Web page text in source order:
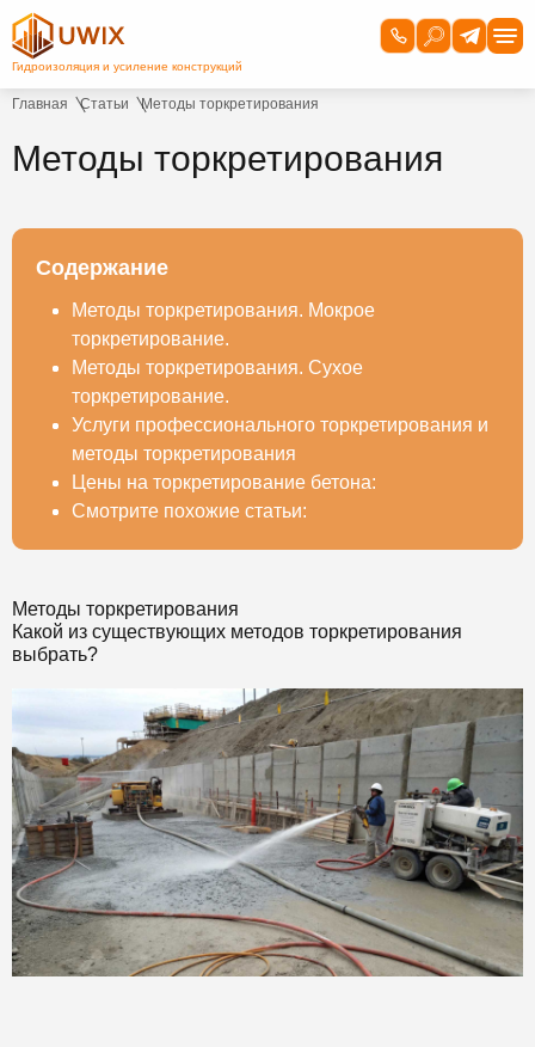
Главная Статьи Методы торкретирования
Методы торкретирования
Содержание
Методы торкретирования. Мокрое
торкретирование.
Методы торкретирования. Сухое
торкретирование.
Услуги профессионального торкретирования и
методы торкретирования
Цены на торкретирование бетона:
Смотрите похожие статьи:
Методы торкретирования
Какой из существующих методов торкретирования
выбрать?